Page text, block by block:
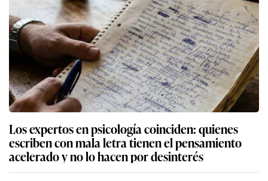
Los expertos en psicología coinciden: quienes
escriben con mala letra tienen el pensamiento
acelerado y no lo hacen por desinterés